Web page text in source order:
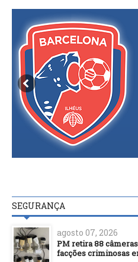
SEGURANÇA
agosto 07, 2026
PM retira 88
facções criminosas